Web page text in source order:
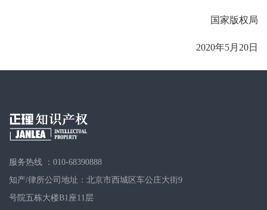
国家版权局
2020年5月20日
服务热线 ：010-68390888
知产/律所公司地址：北京市西城区车公庄大街9
号院五栋大楼B1座11层